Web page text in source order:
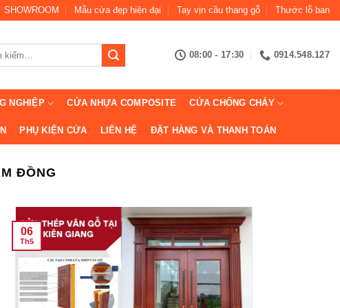
SHOWROOM Mẫu cửa đẹp hiện đại Tay vịn cầu thang gỗ Thước lỗ ban
08:00 - 17:30 0914.548.127
NGHIỆP CỬA NHỰA COMPOSITE CỬA CHỐNG CHÁY
PHỤ KIỆN CỬA LIÊN HỆ ĐẶT HÀNG VÀ THANH TOÁN
ĐỒNG
06
Th5